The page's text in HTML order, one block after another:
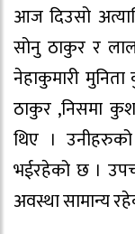
आज दिउसो
सोनु ठाकुर र
नेहाकुमारी मुनिता
ठाकुर ,निसमा
थिए ।
भईरहेको छ ।
अवस्था सामान्य